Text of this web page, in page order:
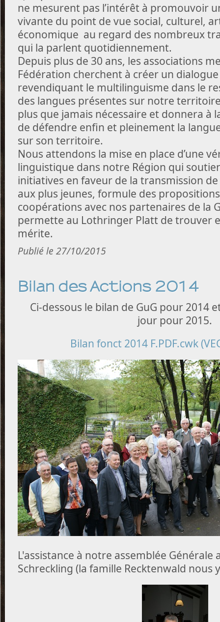
ne mesurent pas l’intérêt à promouvoir
vivante du point de vue social, culturel,
économique au regard des nombreux
qui la parlent quotidiennement.
Depuis plus de 30 ans, les associations
Fédération cherchent à créer un
revendiquant le multilinguisme dans le
des langues présentes sur notre
plus que jamais nécessaire et donnera à
de défendre enfin et pleinement la
sur son territoire.
Nous attendons la mise en place d’une
linguistique dans notre Région qui
initiatives en faveur de la transmission
aux plus jeunes, formule des
coopérations avec nos partenaires de la
permette au Lothringer Platt de trouver
mérite.
Publié le 27/10/2015
Bilan des Actions 2014
Ci-dessous le bilan de GuG pour 2014
jour pour 2015.
Bilan fonct 2014 F.PDF.cwk
L'assistance à notre assemblée Générale
Schreckling (la famille Recktenwald nous